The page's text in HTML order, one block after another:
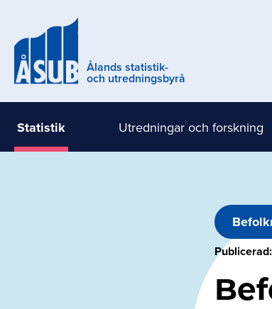
huvudinnehåll
Ålands statistik-
och utredningsbyrå
Huvudmeny
Statistik Utredningar och forskning
Publicerad